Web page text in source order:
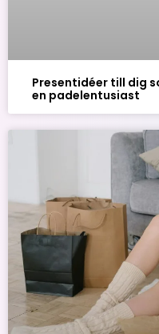
Presentidéer till dig
en padelentusiast